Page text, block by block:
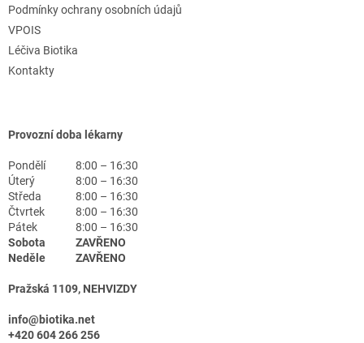
Podmínky ochrany osobních údajů
VPOIS
Léčiva Biotika
Kontakty
Provozní doba lékarny
Pondělí
8:00 – 16:30
Úterý
8:00 – 16:30
Středa
8:00 – 16:30
Čtvrtek
8:00 – 16:30
Pátek
8:00 – 16:30
Sobota
ZAVŘENO
Neděle
ZAVŘENO
Pražská 1109, NEHVIZDY
info@biotika.net
+420 604 266 256